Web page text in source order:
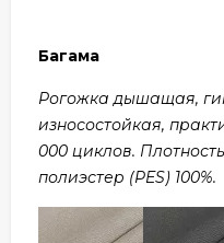
Багама
Рогожка дышащая,
износостойкая,
000 циклов.
полиэстер (PES) 100%.